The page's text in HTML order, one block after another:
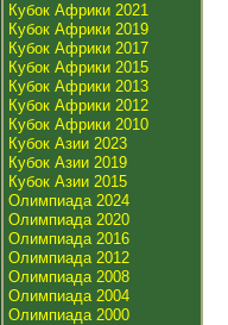
Кубок Африки 2021
Кубок Африки 2019
Кубок Африки 2017
Кубок Африки 2015
Кубок Африки 2013
Кубок Африки 2012
Кубок Африки 2010
Кубок Азии 2023
Кубок Азии 2019
Кубок Азии 2015
Олимпиада 2024
Олимпиада 2020
Олимпиада 2016
Олимпиада 2012
Олимпиада 2008
Олимпиада 2004
Олимпиада 2000